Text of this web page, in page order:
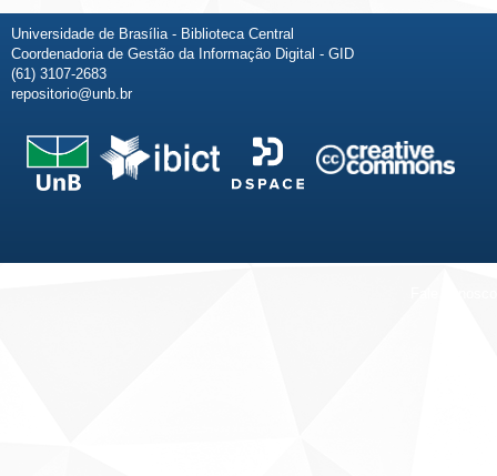
Universidade de Brasília - Biblioteca Central
Coordenadoria de Gestão da Informação Digital - GID
(61) 3107-2683
repositorio@unb.br